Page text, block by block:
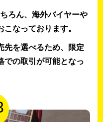
ろん、海外バイヤーや
なっております。
先を選べるため、限定
での取引が可能となっ